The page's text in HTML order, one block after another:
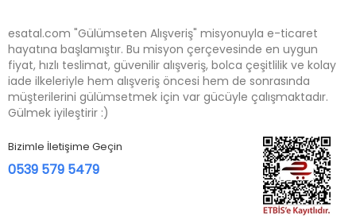
esatal.com "Gülümseten Alışveriş" misyonuyla e-ticaret
hayatına başlamıştır. Bu misyon çerçevesinde en uygun
fiyat, hızlı teslimat, güvenilir alışveriş, bolca çeşitlilik ve kolay
iade ilkeleriyle hem alışveriş öncesi hem de sonrasında
müşterilerini gülümsetmek için var gücüyle çalışmaktadır.
Gülmek iyileştirir :)
Bizimle İletişime Geçin
0539 579 5479